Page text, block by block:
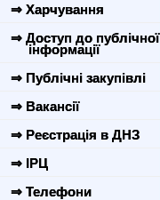
⇒ Харчування
⇒ Доступ до публічної
інформації
⇒ Публічні закупівлі
⇒ Вакансії
⇒ Реєстрація в ДНЗ
⇒ ІРЦ
⇒ Телефони